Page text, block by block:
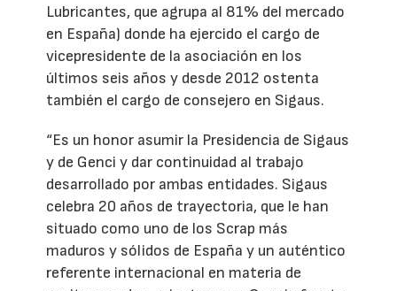
Lubricantes, que agrupa al 81% del mercado
en España) donde ha ejercido el cargo de
vicepresidente de la asociación en los
últimos seis años y desde 2012 ostenta
también el cargo de consejero en Sigaus.
“Es un honor asumir la Presidencia de Sigaus
y de Genci y dar continuidad al trabajo
desarrollado por ambas entidades. Sigaus
celebra 20 años de trayectoria, que le han
situado como uno de los Scrap más
maduros y sólidos de España y un auténtico
referente internacional en materia de